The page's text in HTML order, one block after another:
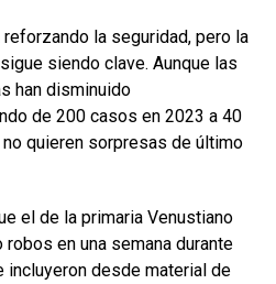
la seguridad, pero la
siendo clave. Aunque las
han disminuido
de 200 casos en 2023 a 40
quieren sorpresas de último
el de la primaria Venustiano
en una semana durante
incluyeron desde material de